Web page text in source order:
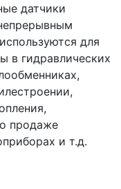
датчики
для
в гидравлических
продаже
и т.д.